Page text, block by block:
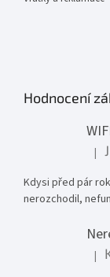
Hodnocení
|
Kdysi před pár
nerozchodil,
|